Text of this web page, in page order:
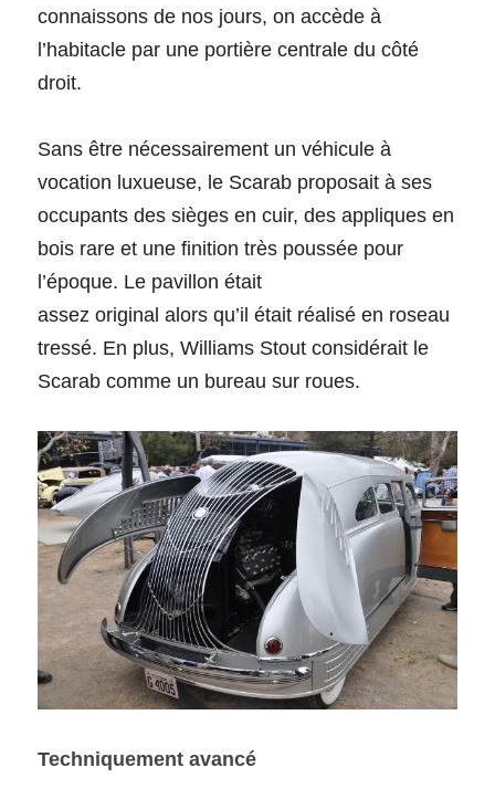
connaissons de nos jours, on accède à
l’habitacle par une portière centrale du côté
droit.
Sans être nécessairement un véhicule à
vocation luxueuse, le Scarab proposait à ses
occupants des sièges en cuir, des appliques en
bois rare et une finition très poussée pour
l’époque. Le pavillon était
assez original alors qu’il était réalisé en roseau
tressé. En plus, Williams Stout considérait le
Scarab comme un bureau sur roues.
Techniquement avancé